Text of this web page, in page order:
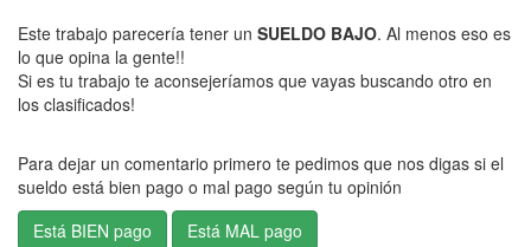
Este trabajo parecería tener un SUELDO BAJO. Al menos eso es
lo que opina la gente!!
Si es tu trabajo te aconsejeríamos que vayas buscando otro en
los clasificados!
Para dejar un comentario primero te pedimos que nos digas si el
sueldo está bien pago o mal pago según tu opinión